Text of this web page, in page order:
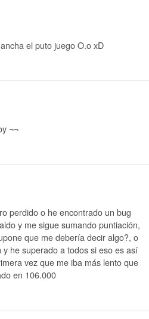
el puto juego O.o xD
¬¬
perdido o he encontrado un bug
y me sigue sumando puntiación,
que me debería decir algo?, o
y he superado a todos si eso es así
vez que me iba más lento que
en 106.000